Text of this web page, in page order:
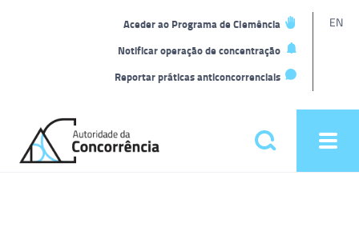
Aceder ao Programa de Clemência
Notificar operação de concentração
Reportar práticas anticoncorrenciais
EN
home
Pesquisar